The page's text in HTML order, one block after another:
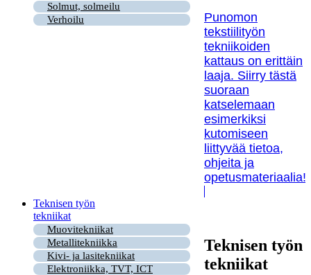
Solmut, solmeilu
Verhoilu
Punomon
tekstiilityön
tekniikoiden
kattaus on erittäin
laaja. Siirry tästä
suoraan
katselemaan
esimerkiksi
kutomiseen
liittyvää tietoa,
ohjeita ja
opetusmateriaalia!
Teknisen työn
tekniikat
Muovitekniikat
Metallitekniikka
Kivi- ja lasitekniikat
Elektroniikka, TVT, ICT
Teknisen työn
tekniikat